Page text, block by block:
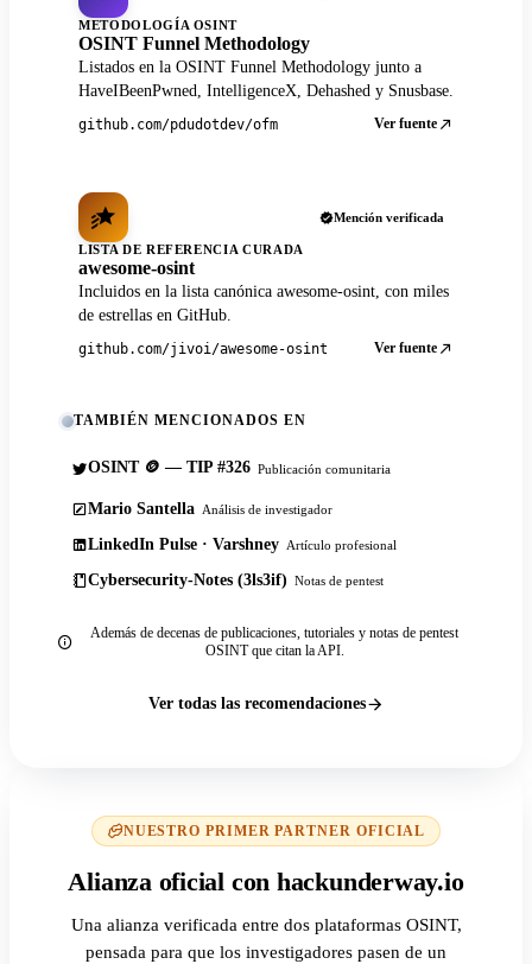
METODOLOGÍA OSINT
OSINT Funnel Methodology
Listados en la OSINT Funnel Methodology junto a
HaveIBeenPwned, IntelligenceX, Dehashed y Snusbase.
github.com/pdudotdev/ofm Ver fuente
Mención verificada
LISTA DE REFERENCIA CURADA
awesome-osint
Incluidos en la lista canónica awesome-osint, con miles
de estrellas en GitHub.
github.com/jivoi/awesome-osint Ver fuente
TAMBIÉN MENCIONADOS EN
OSINT 🪙 — TIP #326 Publicación comunitaria
Mario Santella Análisis de investigador
LinkedIn Pulse · Varshney Artículo profesional
Cybersecurity-Notes (3ls3if) Notas de pentest
Además de decenas de publicaciones, tutoriales y notas de pentest
OSINT que citan la API.
Ver todas las recomendaciones
NUESTRO PRIMER PARTNER OFICIAL
Alianza oficial con hackunderway.io
Una alianza verificada entre dos plataformas OSINT,
pensada para que los investigadores pasen de un